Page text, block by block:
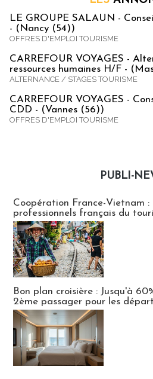
LE GROUPE SALAUN -
- (Nancy (54))
OFFRES D'EMPLOI TOURISME
CARREFOUR VOYAGES -
ressources humaines H/F -
ALTERNANCE / STAGES TOURISME
CARREFOUR VOYAGES -
CDD - (Vannes (56))
OFFRES D'EMPLOI TOURISME
PUBLI-
Coopération France-Vietnam
professionnels français du
Bon plan croisière : Jusqu'à
2ème passager pour les